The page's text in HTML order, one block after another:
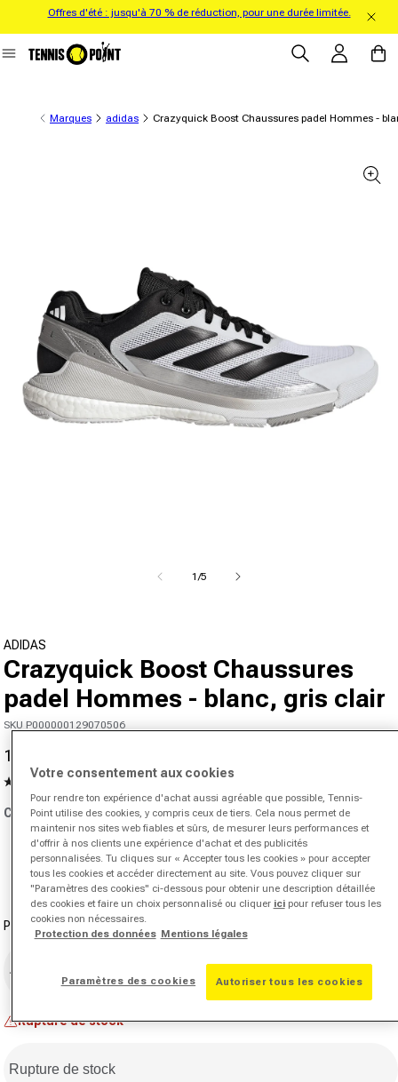
au contenu
Offres d'été : jusqu'à 70 % de réduction, pour une durée limitée.
Se connecter
Panier
Marques adidas Crazyquick Boost Chaussures padel Hommes -
1/de
5
ADIDAS
Crazyquick Boost Chaussures
padel Hommes - blanc, gris clair
SKU P000000129070506
Prix promotionnel
143,95 €
Prix normal
4.7
481
avis.
Lien
sur
la
même
page.
(481)
Couleur:blanc
Variante en rupture de stock ou indisponible
Pointure
45 1/3
Rupture de stock
Rupture de stock
Votre consentement aux cookies
Pour rendre ton expérience d'achat aussi agréable que possible, Tennis-
Point utilise des cookies, y compris ceux de tiers. Cela nous permet de
maintenir nos sites web fiables et sûrs, de mesurer leurs performances et
d'offrir à nos clients une expérience d'achat et des publicités
personnalisées. Tu cliques sur « Accepter tous les cookies » pour accepter
tous les cookies et accéder directement au site. Vous pouvez cliquer sur
"Paramètres des cookies" ci-dessous pour obtenir une description détaillée
des cookies et faire un choix personnalisé ou cliquer icipour refuser tous les
cookies non nécessaires.
Protection des données Mentions légales
Paramètres des cookies Autoriser tous les cookies